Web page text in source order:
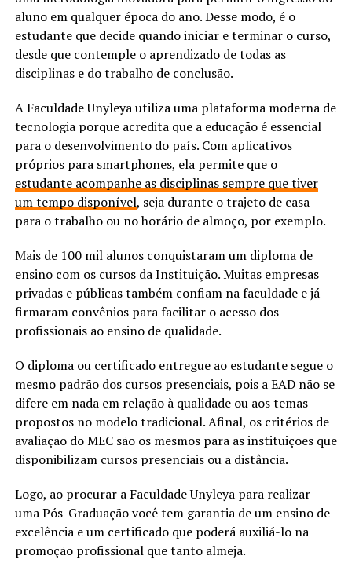
aluno em qualquer época do ano. Desse modo, é o
estudante que decide quando iniciar e terminar o curso,
desde que contemple o aprendizado de todas as
disciplinas e do trabalho de conclusão.
A Faculdade Unyleya utiliza uma plataforma moderna de
tecnologia porque acredita que a educação é essencial
para o desenvolvimento do país. Com aplicativos
próprios para smartphones, ela permite que o
estudante acompanhe as disciplinas sempre que tiver
um tempo disponível, seja durante o trajeto de casa
para o trabalho ou no horário de almoço, por exemplo.
Mais de 100 mil alunos conquistaram um diploma de
ensino com os cursos da Instituição. Muitas empresas
privadas e públicas também confiam na faculdade e já
firmaram convênios para facilitar o acesso dos
profissionais ao ensino de qualidade.
O diploma ou certificado entregue ao estudante segue o
mesmo padrão dos cursos presenciais, pois a EAD não se
difere em nada em relação à qualidade ou aos temas
propostos no modelo tradicional. Afinal, os critérios de
avaliação do MEC são os mesmos para as instituições que
disponibilizam cursos presenciais ou a distância.
Logo, ao procurar a Faculdade Unyleya para realizar
uma Pós-Graduação você tem garantia de um ensino de
excelência e um certificado que poderá auxiliá-lo na
promoção profissional que tanto almeja.